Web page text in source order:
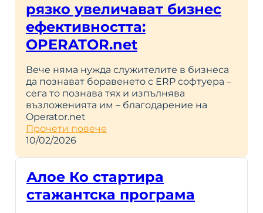
рязко увеличават бизнес
ефективността:
OPERATOR.net
Вече няма нужда служителите в бизнеса
да познават боравенето с ERP софтуера –
сега то познава тях и изпълнява
възложенията им – благодарение на
Operator.net
Прочети повече
10/02/2026
Алое Ко стартира
стажантска програма